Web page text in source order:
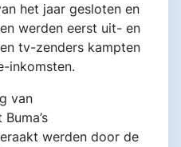
het jaar gesloten en
werden eerst uit- en
tv-zenders kampten
inkomsten.
van
werden door de